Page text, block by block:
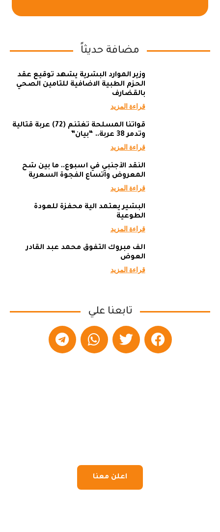
مضافة حديثاً
وزير الموارد البشرية يشهد توقيع عقد
الحزم الطبية الاضافية للتامين الصحي
بالقضارف
قراءة المزيد
قواتنا المسلحة تغتنم (72) عربة قتالية
وتدمر 38 عربة.. “بيان”
قراءة المزيد
النقد الأجنبي في أسبوع.. ما بين شح
المعروض واتساع الفجوة السعرية
قراءة المزيد
البشير يعتمد آلية محفزة للعودة
الطوعية
قراءة المزيد
ألف مبروك التفوق محمد عبد القادر
العوض
قراءة المزيد
تابعنا علي
اعلن معنا